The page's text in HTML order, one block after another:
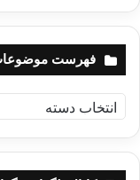
فهرست
ه
ر